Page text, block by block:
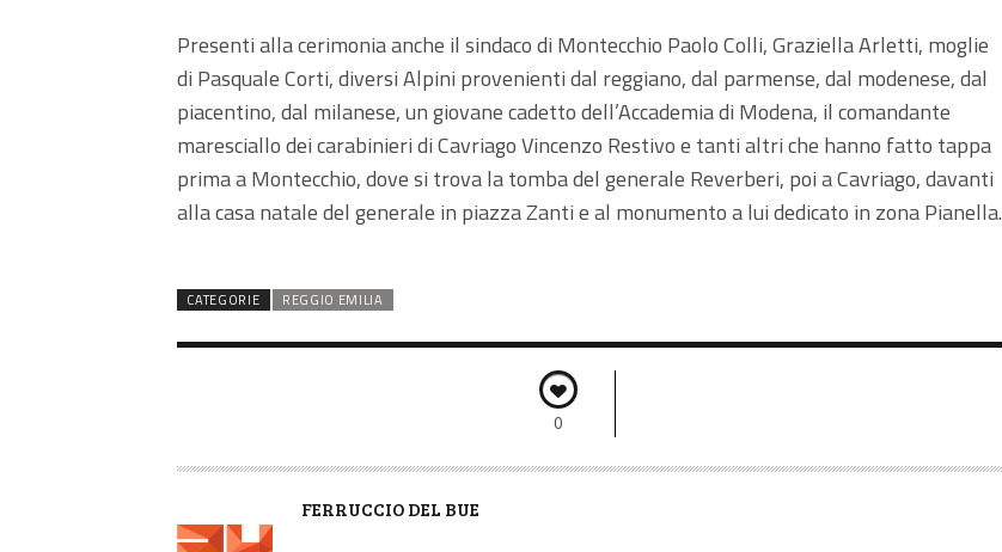
Presenti alla cerimonia anche il sindaco di Montecchio Paolo Colli, Graziella Arletti, moglie
di Pasquale Corti, diversi Alpini provenienti dal reggiano, dal parmense, dal modenese, dal
piacentino, dal milanese, un giovane cadetto dell’Accademia di Modena, il comandante
maresciallo dei carabinieri di Cavriago Vincenzo Restivo e tanti altri che hanno fatto tappa
prima a Montecchio, dove si trova la tomba del generale Reverberi, poi a Cavriago, davanti
alla casa natale del generale in piazza Zanti e al monumento a lui dedicato in zona Pianella.
CATEGORIE REGGIO EMILIA
0
A
FERRUCCIO DEL BUE